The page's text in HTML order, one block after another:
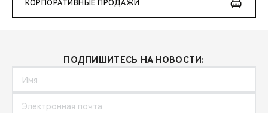
КОРПОРАТИВНЫЕ ПРОДАЖИ
ПОДПИШИТЕСЬ НА НОВОСТИ: